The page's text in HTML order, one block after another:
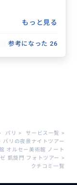
もっと見る
参考になった 26
パリ > サービス一覧 >
リの夜景ナイトツアー
オルセー美術館 ノート
凱旋門 フォトツアー >
クチコミ一覧